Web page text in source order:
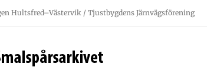
Hultsfred–Västervik / Tjustbygdens Järnvägsförening